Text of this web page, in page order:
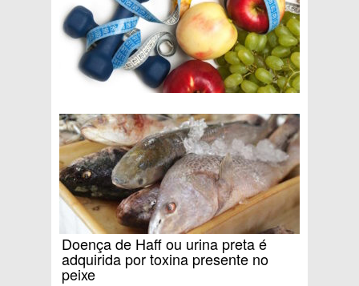
Doença de Haff ou urina preta é
adquirida por toxina presente no
peixe